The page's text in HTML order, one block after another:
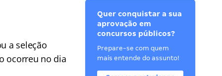
a seleção
ocorreu no dia
Quer conquistar a sua
aprovação em
concursos públicos?
Prepare-se com quem
mais entende do assunto!